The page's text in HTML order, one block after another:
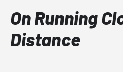
On Running
Distance